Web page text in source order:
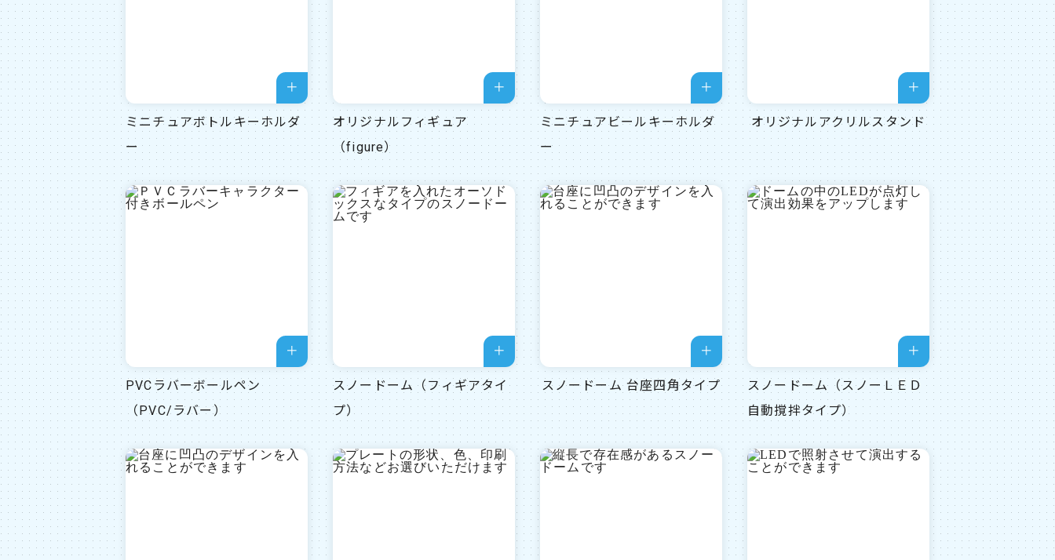
ミニチュアボトルキーホルダ
ー
オリジナルフィギュア
（figure）
ミニチュアビールキーホルダ
ー
オリジナルアクリルスタンド
PVCラバーボールペン
（PVC/ラバー）
スノードーム（フィギアタイ
プ）
スノードーム 台座四角タイプ
スノードーム（スノーＬＥＤ
自動撹拌タイプ）